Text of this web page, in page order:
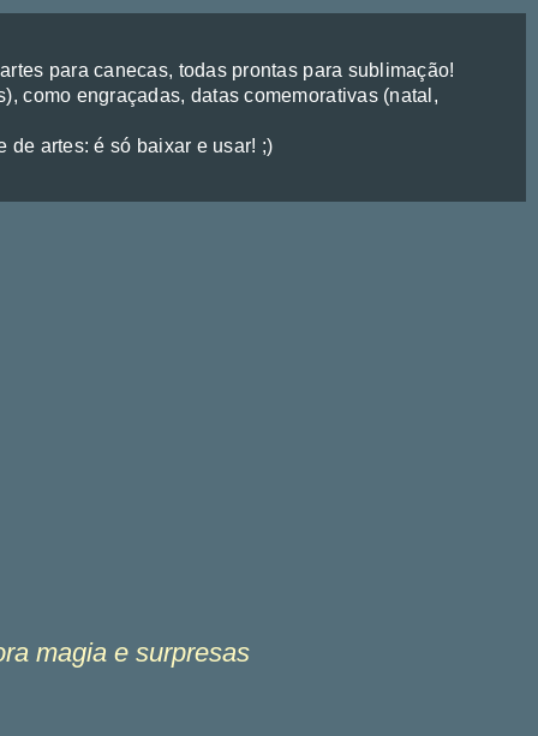
para canecas, todas prontas para sublimação!
como engraçadas, datas comemorativas (natal,
artes: é só baixar e usar! ;)
magia e surpresas